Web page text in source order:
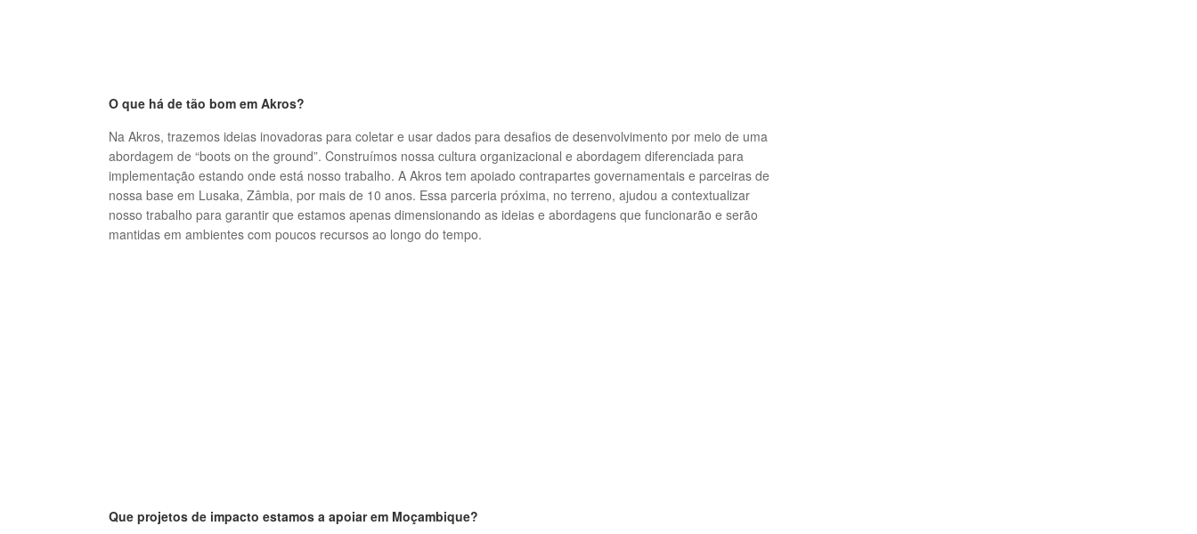
O que há de tão bom em Akros?
Na Akros, trazemos ideias inovadoras para coletar e usar dados para desafios de desenvolvimento por meio de uma
abordagem de “boots on the ground”. Construímos nossa cultura organizacional e abordagem diferenciada para
implementação estando onde está nosso trabalho. A Akros tem apoiado contrapartes governamentais e parceiras de
nossa base em Lusaka, Zâmbia, por mais de 10 anos. Essa parceria próxima, no terreno, ajudou a contextualizar
nosso trabalho para garantir que estamos apenas dimensionando as ideias e abordagens que funcionarão e serão
mantidas em ambientes com poucos recursos ao longo do tempo.
Que projetos de impacto estamos a apoiar em Moçambique?